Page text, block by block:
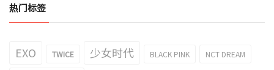
热门标签
EXO TWICE 少女时代 BLACK PINK NCT DREAM